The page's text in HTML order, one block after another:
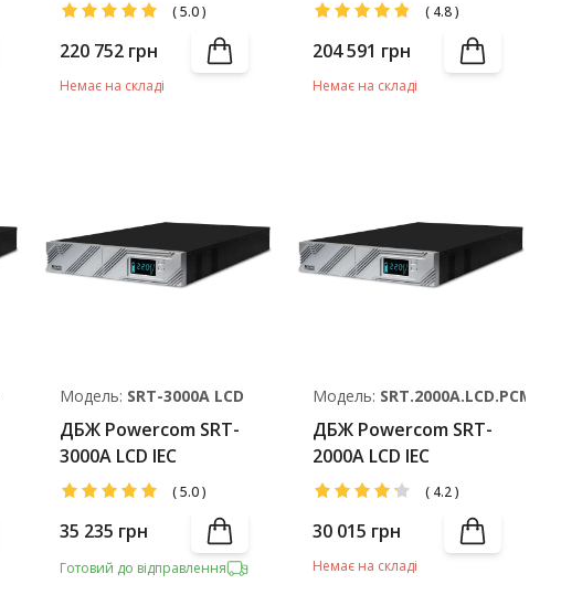
(5.0)
220 752 грн
Немає на складі
( 4.8)
204 591 грн
Немає на складі
Модель: SRТ-3000A LCD
ДБЖ Powercom SRT-
3000A LCD IEC
(5.0)
35 235 грн
Готовий до відправлення
Модель: SRT.2000A.LCD.PCM
ДБЖ Powercom SRT-
2000A LCD IEC
( 4.2)
30 015 грн
Немає на складі